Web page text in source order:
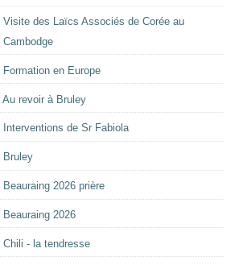
Visite des Laïcs Associés de Corée au
Cambodge
Formation en Europe
Au revoir à Bruley
Interventions de Sr Fabiola
Bruley
Beauraing 2026 prière
Beauraing 2026
Chili - la tendresse